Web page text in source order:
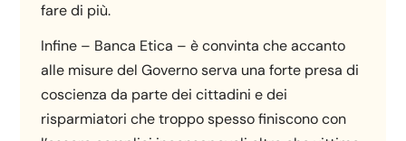
fare di più.
Infine – Banca Etica – è convinta che accanto
alle misure del Governo serva una forte presa di
coscienza da parte dei cittadini e dei
risparmiatori che troppo spesso finiscono con